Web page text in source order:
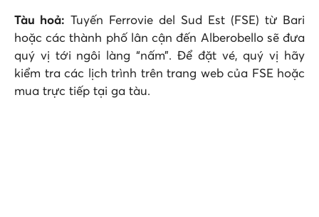
Tàu hoả: Tuyến Ferrovie del Sud Est (FSE) từ Bari
hoặc các thành phố lân cận đến Alberobello sẽ đưa
quý vị tới ngôi làng “nấm”. Để đặt vé, quý vị hãy
kiểm tra các lịch trình trên trang web của FSE hoặc
mua trực tiếp tại ga tàu.